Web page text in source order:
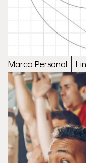
Marca Personal